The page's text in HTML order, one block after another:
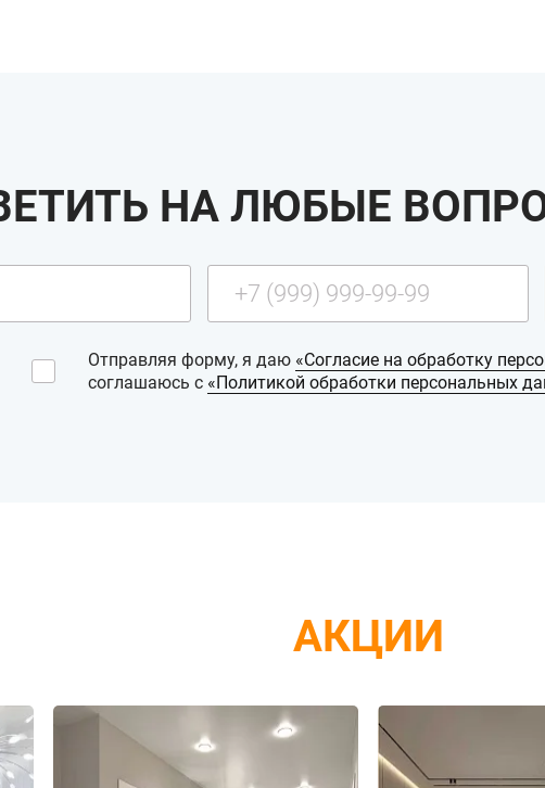
НА ЛЮБЫЕ
Отправляя форму, я даю «Согласие на обработку
соглашаюсь с «Политикой обработки персональных
АКЦИИ